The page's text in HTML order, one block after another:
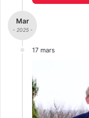
Mar
- 2025 -
17 mars